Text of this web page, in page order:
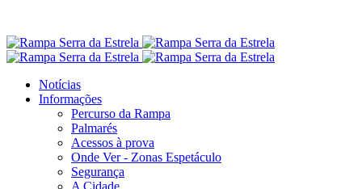
Notícias
Informações
Percurso da Rampa
Palmarés
Acessos à prova
Onde Ver - Zonas Espetáculo
Segurança
A Cidade